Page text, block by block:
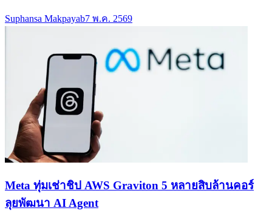
Suphansa Makpayab7 พ.ค. 2569
Meta ทุ่มเช่าชิป AWS Graviton 5 หลายสิบล้านคอร์
ลุยพัฒนา AI Agent